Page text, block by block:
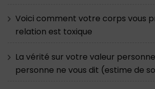
Voici comment votre corps vous
relation est toxique
La vérité sur votre valeur
personne ne vous dit (estime de